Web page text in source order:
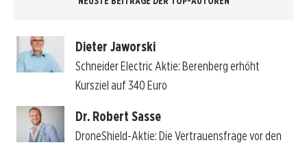
Dieter Jaworski
Schneider Electric Aktie: Berenberg erhöht
Kursziel auf 340 Euro
Dr. Robert Sasse
DroneShield-Aktie: Die Vertrauensfrage vor den